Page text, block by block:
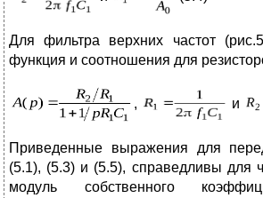
Для фильтра верхних частот
функция и соотношения для
, и
Приведенные выражения для
(5.1), (5.3) и (5.5), справедливы для
модуль собственного